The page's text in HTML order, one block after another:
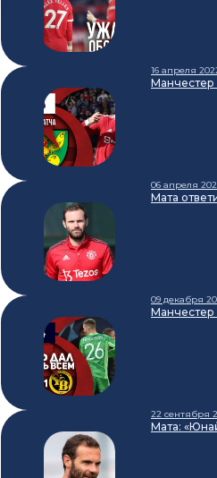
16 апреля
06 апреля
Мата
09 декабря
22 сентября
Мата: